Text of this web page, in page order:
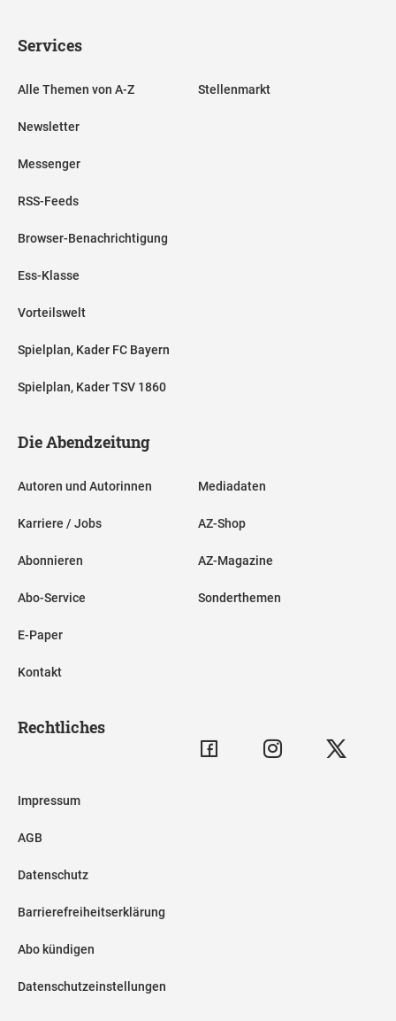
Services
Alle Themen von A-Z
Newsletter
Messenger
RSS-Feeds
Browser-Benachrichtigung
Ess-Klasse
Vorteilswelt
Spielplan, Kader FC Bayern
Spielplan, Kader TSV 1860
Stellenmarkt
Die Abendzeitung
Autoren und Autorinnen
Karriere / Jobs
Abonnieren
Abo-Service
E-Paper
Kontakt
Mediadaten
AZ-Shop
AZ-Magazine
Sonderthemen
Rechtliches
Impressum
AGB
Datenschutz
Barrierefreiheitserklärung
Abo kündigen
Datenschutzeinstellungen